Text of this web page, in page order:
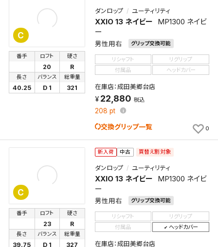
C
ダンロップ ユーティリティ
XXIO 13 ネイビー
MP1300 ネイビ
ー
男性用右 グリップ交換可能
番手 ロフト
20
硬さ
R
長さ
40.25
バランス
D 1
総重量
321
リシャフト
リグリップ
付属品
ヘッドカバー
在庫店：成田美郷台店
22,880 税込
208 pt
交換グリップ一覧 0
C
新入荷 中古 買替え割対象
ダンロップ ユーティリティ
XXIO 13 ネイビー
MP1300 ネイビ
ー
男性用右 グリップ交換可能
番手 ロフト
23
硬さ
R
長さ
39.75
バランス
D 1
総重量
327
リシャフト
リグリップ
付属品
ヘッドカバー
在庫店：成田美郷台店